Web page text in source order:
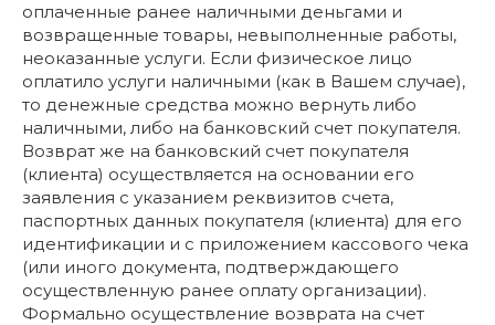
оплаченные ранее наличными деньгами и
возвращенные товары, невыполненные работы,
неоказанные услуги. Если физическое лицо
оплатило услуги наличными (как в Вашем случае),
то денежные средства можно вернуть либо
наличными, либо на банковский счет покупателя.
Возврат же на банковский счет покупателя
(клиента) осуществляется на основании его
заявления с указанием реквизитов счета,
паспортных данных покупателя (клиента) для его
идентификации и с приложением кассового чека
(или иного документа, подтверждающего
осуществленную ранее оплату организации).
Формально осуществление возврата на счет